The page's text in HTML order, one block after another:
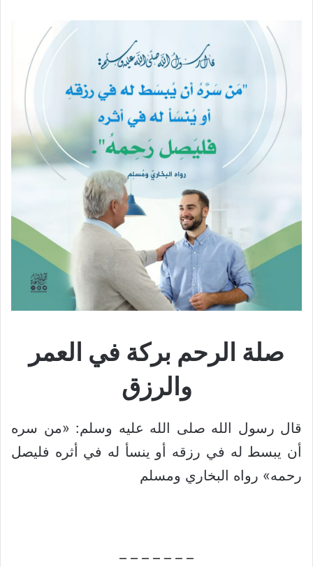
صلة الرحم بركة في العمر
والرزق
قال رسول الله صلى الله عليه وسلم: «من سره
أن يبسط له في رزقه أو ينسأ له في أثره فليصل
رحمه» رواه البخاري ومسلم
– – – – – – –